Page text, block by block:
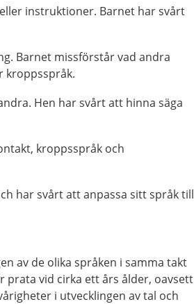
instruktioner. Barnet har svårt
Barnet missförstår vad andra
kroppsspråk.
Hen har svårt att hinna säga
kroppsspråk och
har svårt att anpassa sitt språk till
av de olika språken i samma takt
prata vid cirka ett års ålder, oavsett
i utvecklingen av tal och